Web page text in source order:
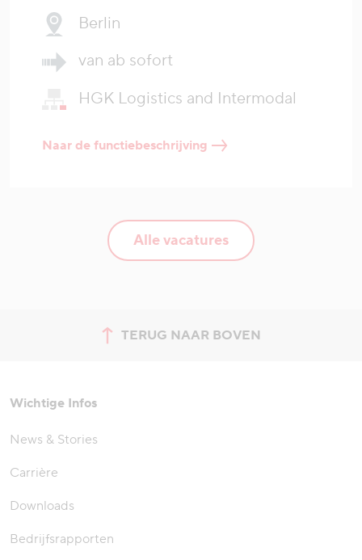
Berlin
van ab sofort
HGK Logistics and Intermodal
Naar de functiebeschrijving
Alle vacatures
TERUG NAAR BOVEN
Spring naar de bovenkant
Wichtige Infos
News & Stories
Carrière
Downloads
Bedrijfsrapporten